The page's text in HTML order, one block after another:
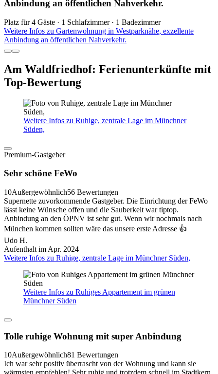
Anbindung an öffentlichen Nahverkehr.
Platz für 4 Gäste · 1 Schlafzimmer · 1 Badezimmer
Weitere Infos zu Gartenwohnung in Westparknähe, exzellente
Anbindung an öffentlichen Nahverkehr.
Am Waldfriedhof: Ferienunterkünfte mit
Top-Bewertung
Weitere Infos zu Ruhige, zentrale Lage im Münchner
Süden,
Premium-Gastgeber
Sehr schöne FeWo
10Außergewöhnlich56 Bewertungen
Supernette zuvorkommende Gastgeber. Die Einrichtung der FeWo
lässt keine Wünsche offen und die Sauberkeit war tiptop.
Anbindung an den ÖPNV ist sehr gut. Wenn wir nochmals nach
München kommen sollten wäre das unsere erste Adresse 👍
Udo H.
Aufenthalt im Apr. 2024
Weitere Infos zu Ruhige, zentrale Lage im Münchner Süden,
Weitere Infos zu Ruhiges Appartement im grünen
Münchner Süden
Tolle ruhige Wohnung mit super Anbindung
10Außergewöhnlich81 Bewertungen
Ich war sehr positiv überrascht von der Wohnung und kann sie